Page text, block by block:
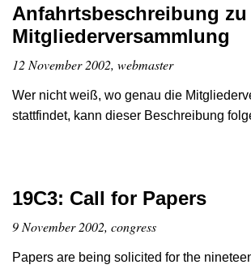
Anfahrtsbeschreibung zu
Mitgliederversammlung
12 November 2002, webmaster
Wer nicht weiß, wo genau die
stattfindet, kann dieser Beschreibung
19C3: Call for Papers
9 November 2002, congress
Papers are being solicited for the